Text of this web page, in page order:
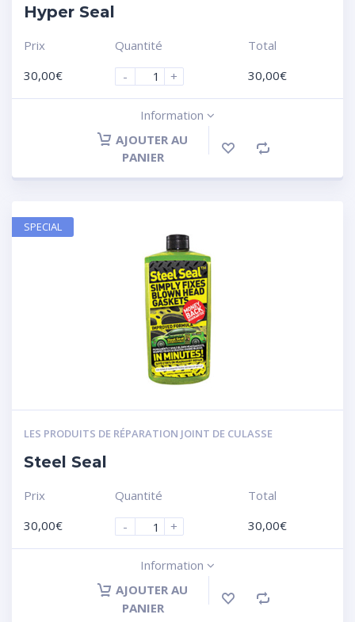
Hyper Seal
Prix
30,00€
Quantité
-
+
Total
30,00€
Information
AJOUTER AU
PANIER
LES PRODUITS DE RÉPARATION JOINT DE CULASSE
Steel Seal
Prix
30,00€
Quantité
-
+
Total
30,00€
Information
AJOUTER AU
PANIER
SPECIAL